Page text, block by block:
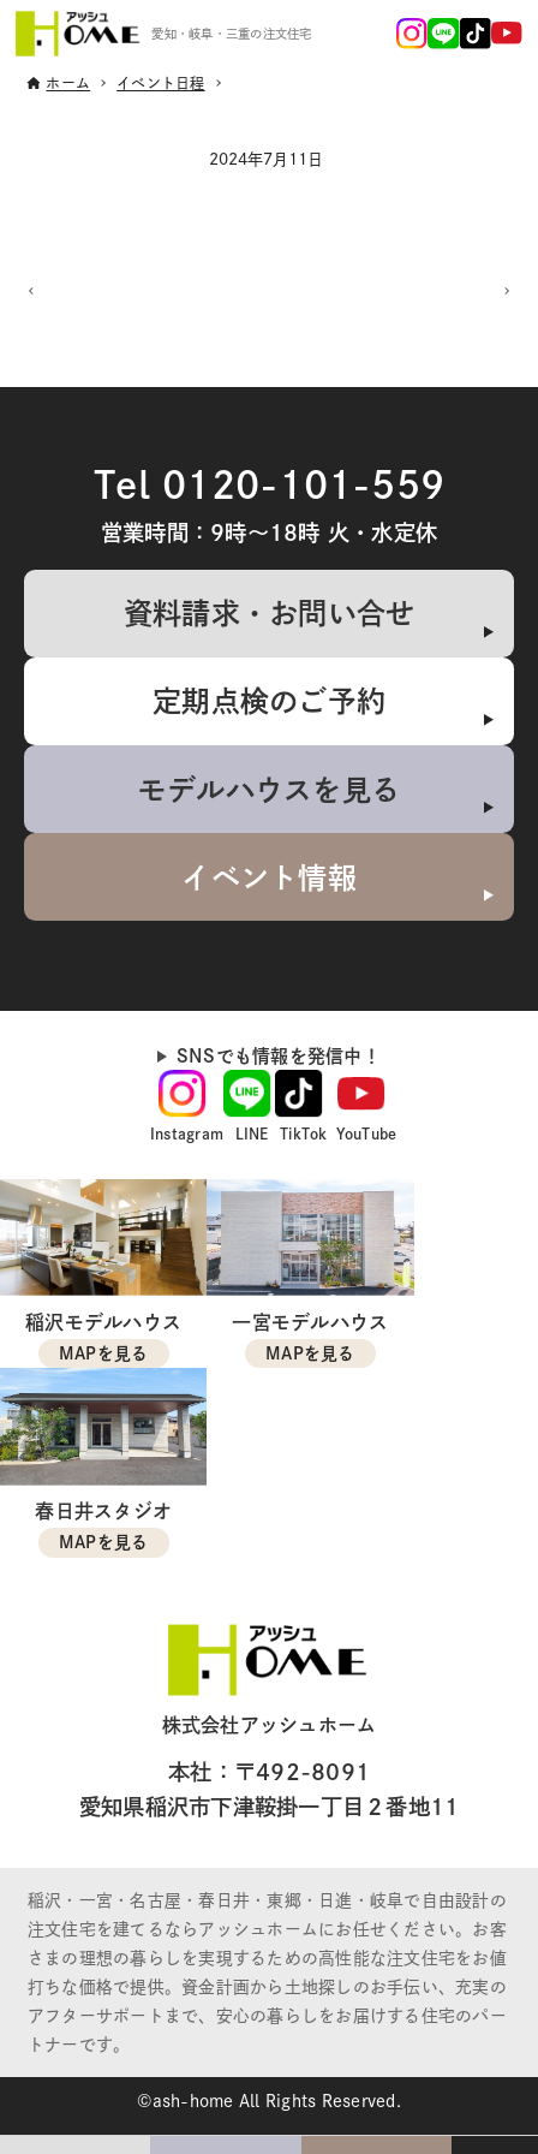
愛知・岐阜・三重の注文住宅
ホーム イベント日程
2024年7月11日
Tel 0120-101-559
営業時間：9時～18時 火・水定休
資料請求・お問い合せ
定期点検のご予約
モデルハウスを見る
イベント情報
SNSでも情報を発信中！
Instagram LINE TikTok YouTube
稲沢モデルハウス
MAPを見る
一宮モデルハウス
MAPを見る
春日井スタジオ
MAPを見る
株式会社アッシュホーム
本社：〒492-8091
愛知県稲沢市下津鞍掛一丁目２番地11
稲沢・一宮・名古屋・春日井・東郷・日進・岐阜で自由設計の
注文住宅を建てるならアッシュホームにお任せください。お客
さまの理想の暮らしを実現するための高性能な注文住宅をお値
打ちな価格で提供。資金計画から土地探しのお手伝い、充実の
アフターサポートまで、安心の暮らしをお届けする住宅のパー
トナーです。
©ash-home All Rights Reserved.